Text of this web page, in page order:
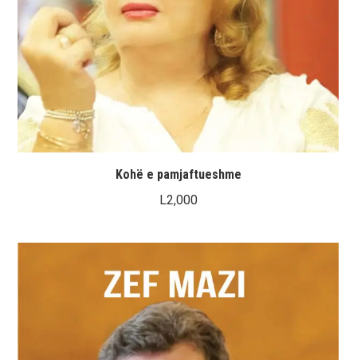
Kohë e pamjaftueshme
L2,000